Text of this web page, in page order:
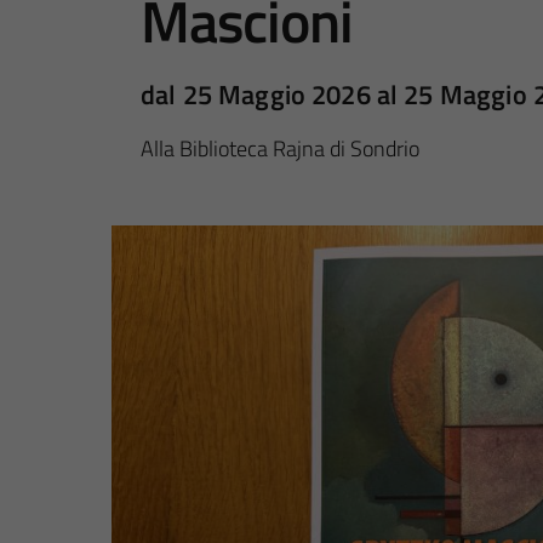
Mascioni
dal 25 Maggio 2026 al 25 Maggio
Alla Biblioteca Rajna di Sondrio